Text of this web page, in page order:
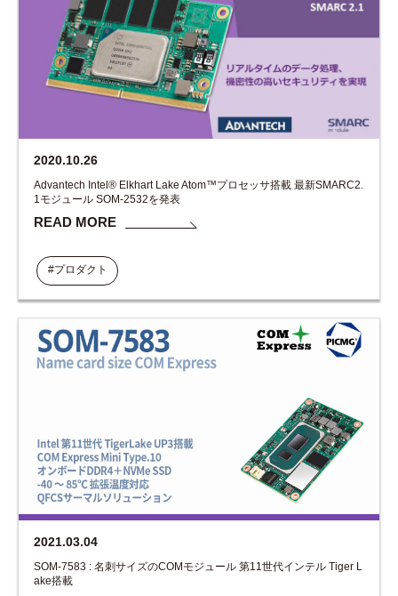
2020.10.26
Advantech Intel® Elkhart Lake Atom™プロセッサ搭載 最新SMARC2.
1モジュール SOM-2532を発表
READ MORE
#プロダクト
2021.03.04
SOM-7583 : 名刺サイズのCOMモジュール 第11世代インテル Tiger L
ake搭載